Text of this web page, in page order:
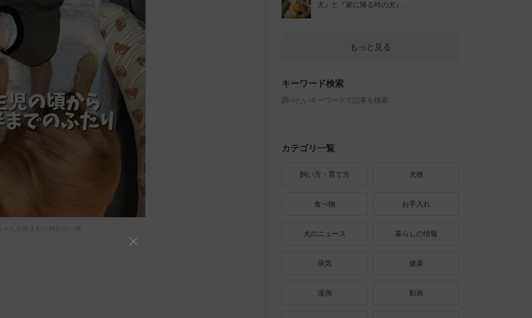
犬』と『家に帰る時の犬』…
もっと見る
キーワード検索
調べたいキーワードで記事を検索
カテゴリ一覧
飼い方・育て方 犬種
食べ物 お手入れ
犬のニュース 暮らしの情報
病気 健康
漫画 動画